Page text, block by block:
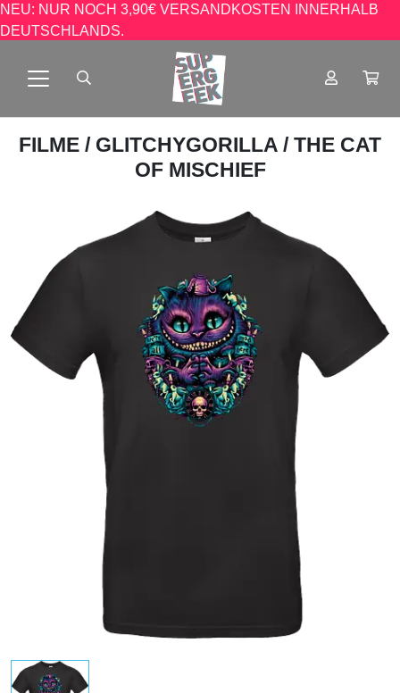
NEU: NUR NOCH 3,90€ VERSANDKOSTEN INNERHALB
DEUTSCHLANDS.
FILME / GLITCHYGORILLA / THE CAT
OF MISCHIEF